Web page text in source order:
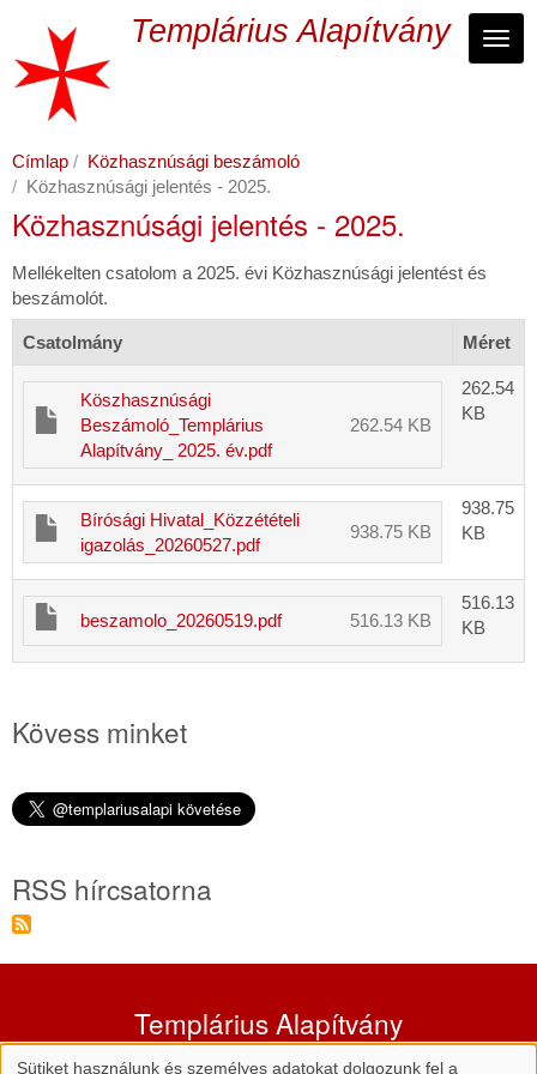
tartalomra
Templárius Alapítvány
Címlap
Közhasznúsági beszámoló
Közhasznúsági jelentés - 2025.
Közhasznúsági jelentés - 2025.
Mellékelten csatolom a 2025. évi Közhasznúsági jelentést és
beszámolót.
Csatolmány Méret
Köszhasznúsági
Beszámoló_Templárius
Alapítvány_ 2025. év.pdf
262.54 KB
262.54
KB
Bírósági Hivatal_Közzétételi
igazolás_20260527.pdf
938.75 KB
938.75
KB
beszamolo_20260519.pdf 516.13 KB
516.13
KB
Kövess minket
RSS hírcsatorna
Templárius Alapítvány
Cím: 5502 Gyomaendrőd, Martos Flóra utca 5.
Sütiket használunk és személyes adatokat dolgozunk fel a